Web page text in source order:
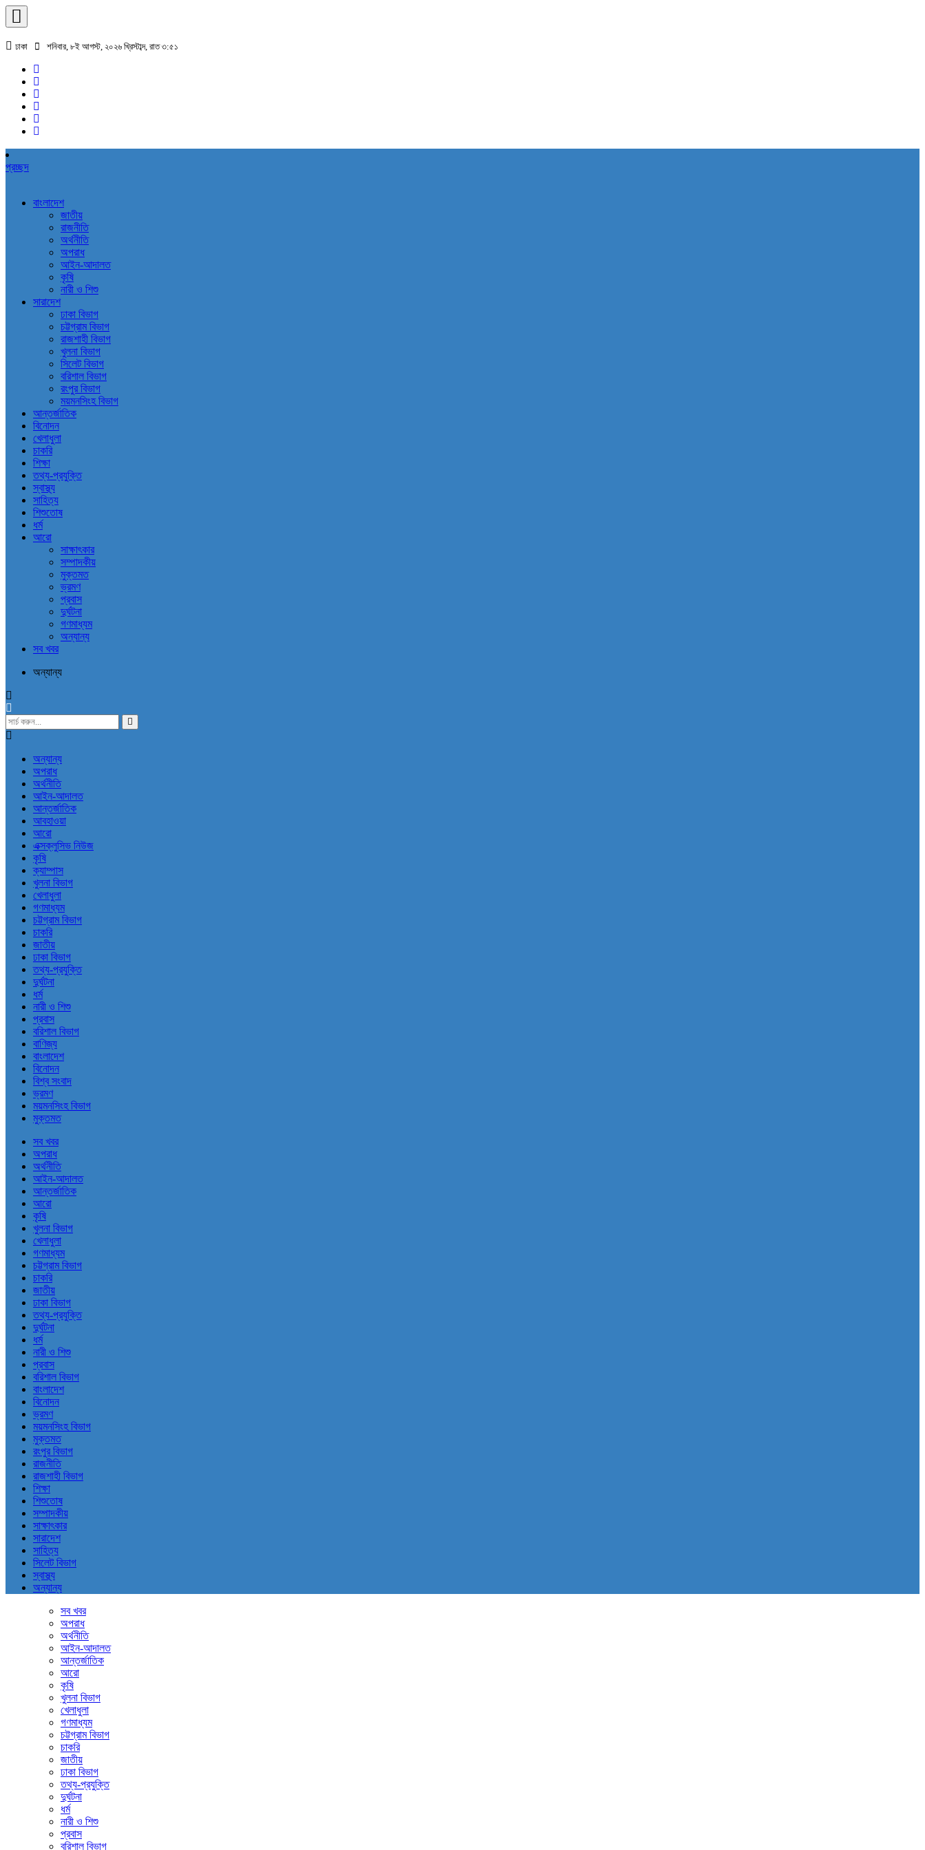
ঢাকা শনিবার, ৮ই আগস্ট, ২০২৬ খ্রিস্টাব্দ, রাত ৩:৫১
প্রচ্ছদ
বাংলাদেশ
জাতীয়
রাজনীতি
অর্থনীতি
অপরাধ
আইন-আদালত
কৃষি
নারী ও শিশু
সারাদেশ
ঢাকা বিভাগ
চট্টগ্রাম বিভাগ
রাজশাহী বিভাগ
খুলনা বিভাগ
সিলেট বিভাগ
বরিশাল বিভাগ
রংপুর বিভাগ
ময়মনসিংহ বিভাগ
আন্তর্জাতিক
বিনোদন
খেলাধুলা
চাকরি
শিক্ষা
তথ্য-প্রযুক্তি
স্বাস্থ্য
সাহিত্য
শিশুতোষ
ধর্ম
আরো
সাক্ষাৎকার
সম্পাদকীয়
মুক্তমত
ভ্রমণ
প্রবাস
দুর্ঘটনা
গণমাধ্যম
অন্যান্য
সব খবর
অন্যান্য
অন্যান্য
অপরাধ
অর্থনীতি
আইন-আদালত
আন্তর্জাতিক
আবহাওয়া
আরো
এক্সক্লুসিভ নিউজ
কৃষি
ক্যাম্পাস
খুলনা বিভাগ
খেলাধুলা
গণমাধ্যম
চট্টগ্রাম বিভাগ
চাকরি
জাতীয়
ঢাকা বিভাগ
তথ্য-প্রযুক্তি
দুর্ঘটনা
ধর্ম
নারী ও শিশু
প্রবাস
বরিশাল বিভাগ
বাণিজ্য
বাংলাদেশ
বিনোদন
বিশ্ব সংবাদ
ভ্রমণ
ময়মনসিংহ বিভাগ
মুক্তমত
সব খবর
অপরাধ
অর্থনীতি
আইন-আদালত
আন্তর্জাতিক
আরো
কৃষি
খুলনা বিভাগ
খেলাধুলা
গণমাধ্যম
চট্টগ্রাম বিভাগ
চাকরি
জাতীয়
ঢাকা বিভাগ
তথ্য-প্রযুক্তি
দুর্ঘটনা
ধর্ম
নারী ও শিশু
প্রবাস
বরিশাল বিভাগ
বাংলাদেশ
বিনোদন
ভ্রমণ
ময়মনসিংহ বিভাগ
মুক্তমত
রংপুর বিভাগ
রাজনীতি
রাজশাহী বিভাগ
শিক্ষা
শিশুতোষ
সম্পাদকীয়
সাক্ষাৎকার
সারাদেশ
সাহিত্য
সিলেট বিভাগ
স্বাস্থ্য
অন্যান্য
সব খবর
অপরাধ
অর্থনীতি
আইন-আদালত
আন্তর্জাতিক
আরো
কৃষি
খুলনা বিভাগ
খেলাধুলা
গণমাধ্যম
চট্টগ্রাম বিভাগ
চাকরি
জাতীয়
ঢাকা বিভাগ
তথ্য-প্রযুক্তি
দুর্ঘটনা
ধর্ম
নারী ও শিশু
প্রবাস
বরিশাল বিভাগ